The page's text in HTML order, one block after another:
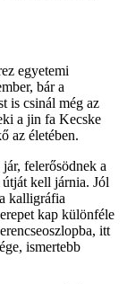
egyetemi
bár a
is csinál még az
a jin fa Kecske
az életében.
felerősödnek a
útját kell járnia. Jól
kalligráfia
kap különféle
itt
ismertebb